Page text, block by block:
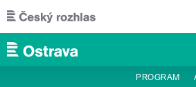
Přejít k hlavnímu obsahu
PROGRAM